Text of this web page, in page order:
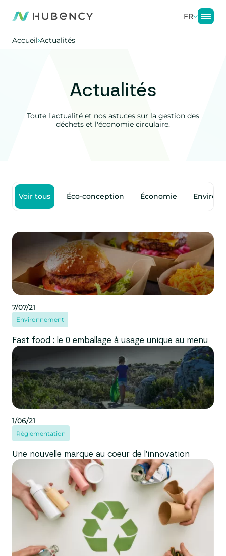
FR
Accueil Actualités
Actualités
Toute l'actualité et nos astuces sur la gestion des
déchets et l'économie circulaire.
Voir tous Éco-conception Économie
Environnement
7/07/21
Fast food : le 0 emballage à usage unique au menu
Règlementation
1/06/21
Une nouvelle marque au coeur de l’innovation